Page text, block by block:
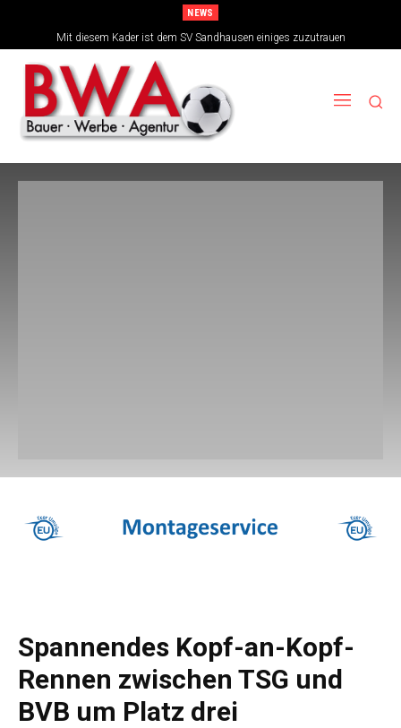
NEWS
Mit diesem Kader ist dem SV Sandhausen einiges zuzutrauen
Spannendes Kopf-an-Kopf-
Rennen zwischen TSG und
BVB um Platz drei